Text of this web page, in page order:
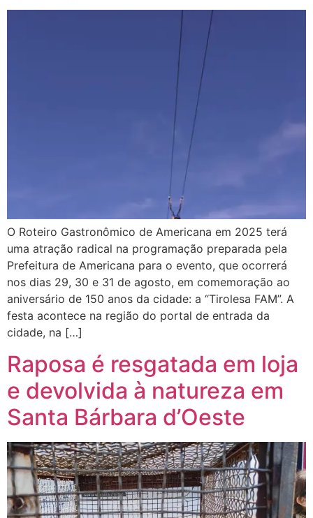
O Roteiro Gastronômico de Americana em 2025 terá
uma atração radical na programação preparada pela
Prefeitura de Americana para o evento, que ocorrerá
nos dias 29, 30 e 31 de agosto, em comemoração ao
aniversário de 150 anos da cidade: a “Tirolesa FAM”. A
festa acontece na região do portal de entrada da
cidade, na […]
Raposa é resgatada em loja
e devolvida à natureza em
Santa Bárbara d’Oeste